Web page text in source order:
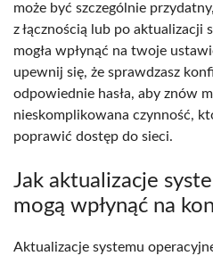
może być szczególnie
z łącznością lub po aktualizacji
mogła wpłynąć na twoje
upewnij się, że sprawdzasz
odpowiednie hasła, aby znów
nieskomplikowana czynność,
poprawić dostęp do sieci.
Jak aktualizacje
mogą wpłynąć na
Aktualizacje systemu